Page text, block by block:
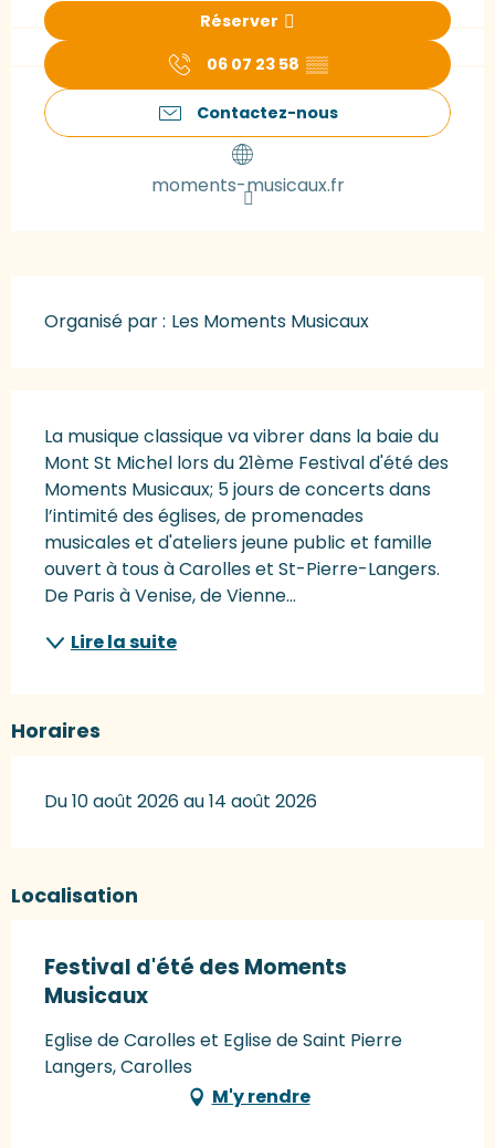
Réserver
06 07 23 58 ▒▒
Contactez-nous
moments-musicaux.fr
Organisé par : Les Moments Musicaux
La musique classique va vibrer dans la baie du
Mont St Michel lors du 21ème Festival d'été des
Moments Musicaux; 5 jours de concerts dans
l’intimité des églises, de promenades
musicales et d'ateliers jeune public et famille
ouvert à tous à Carolles et St-Pierre-Langers.
De Paris à Venise, de Vienne...
Lire la suite
Horaires
Du 10 août 2026 au 14 août 2026
Localisation
Festival d'été des Moments
Musicaux
Eglise de Carolles et Eglise de Saint Pierre
Langers, Carolles
M'y rendre